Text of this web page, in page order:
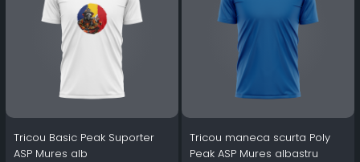
Tricou Basic Peak Suporter
ASP Mures alb
Tricou maneca scurta Poly
Peak ASP Mures albastru